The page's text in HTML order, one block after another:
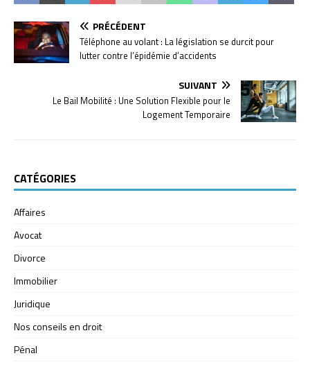
PRÉCÉDENT
Téléphone au volant : La législation se durcit pour
lutter contre l’épidémie d’accidents
SUIVANT
Le Bail Mobilité : Une Solution Flexible pour le
Logement Temporaire
CATÉGORIES
Affaires
Avocat
Divorce
Immobilier
Juridique
Nos conseils en droit
Pénal